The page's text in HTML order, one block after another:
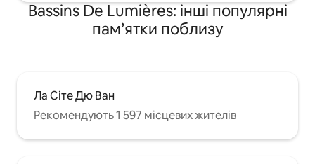
Bassins De Lumières: інші популярні
пам’ятки поблизу
Ла Сіте Дю Ван
Рекомендують 1 597 місцевих жителів